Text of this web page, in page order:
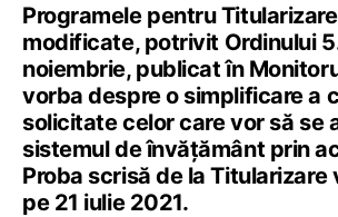
Programele pentru
modificate, potrivit Ordinului
noiembrie, publicat în
vorba despre o simplificare a
solicitate celor care vor să se
sistemul de învățământ prin
Proba scrisă de la Titularizare
pe 21 iulie 2021.